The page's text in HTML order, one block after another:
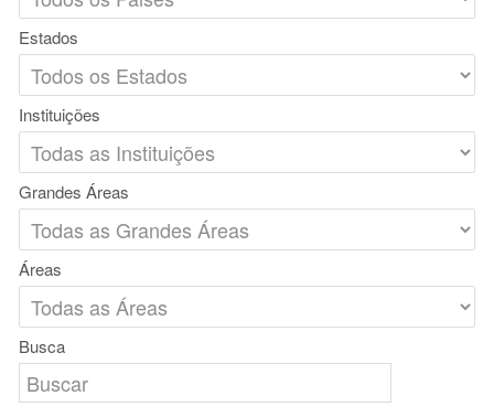
Estados
Instituições
Grandes Áreas
Áreas
Busca